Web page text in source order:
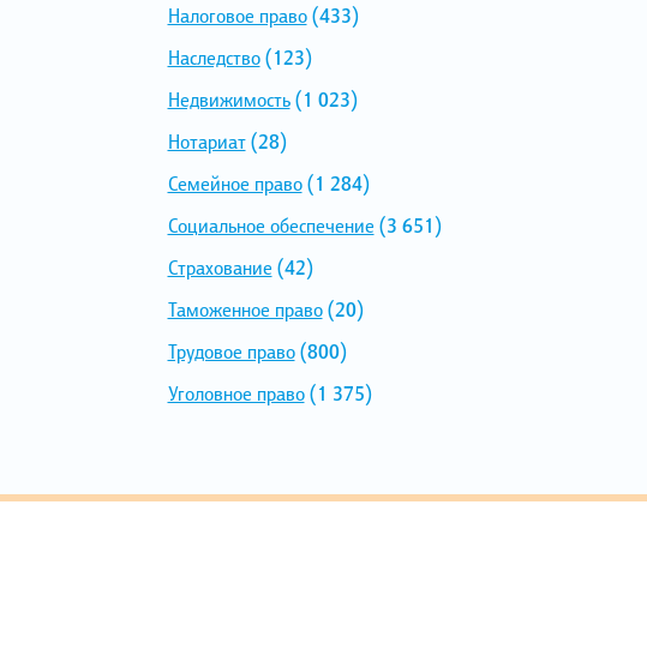
Налоговое право(433)
Наследство(123)
Недвижимость(1 023)
Нотариат(28)
Семейное право(1 284)
Социальное обеспечение (3 651)
Страхование (42)
Таможенное право(20)
Трудовое право(800)
Уголовное право(1 375)